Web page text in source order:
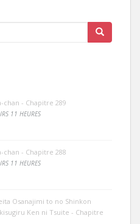
chan - Chapitre 289
11 HEURES
chan - Chapitre 288
11 HEURES
Osanajimi to no Shinkon
Ken ni Tsuite - Chapitre